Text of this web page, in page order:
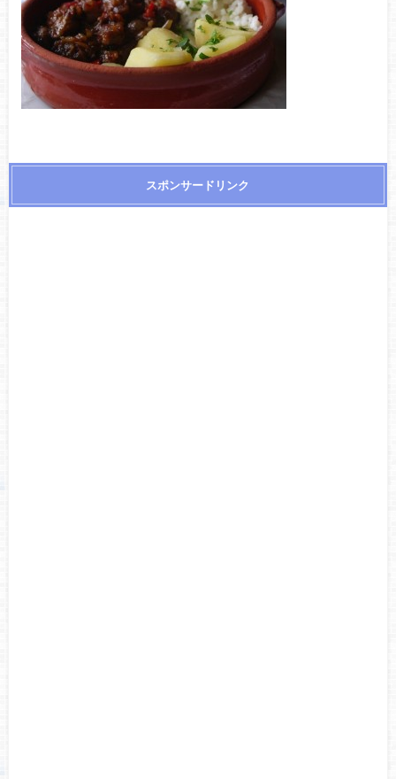
スポンサードリンク